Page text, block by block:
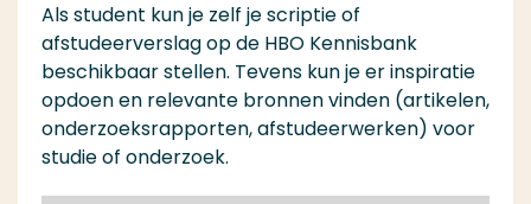
Als student kun je zelf je scriptie of
afstudeerverslag op de HBO Kennisbank
beschikbaar stellen. Tevens kun je er inspiratie
opdoen en relevante bronnen vinden (artikelen,
onderzoeksrapporten, afstudeerwerken) voor
studie of onderzoek.